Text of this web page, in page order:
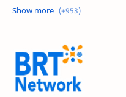
60 Tahun
Adenanta Putra